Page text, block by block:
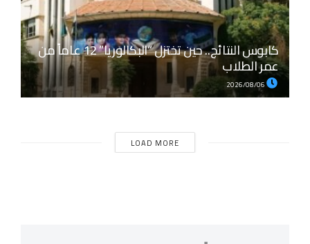
كابوس النتائج.. حين تختزل “البكالوريا” 12 عاماً من
عمر الطلاب
LOAD MORE